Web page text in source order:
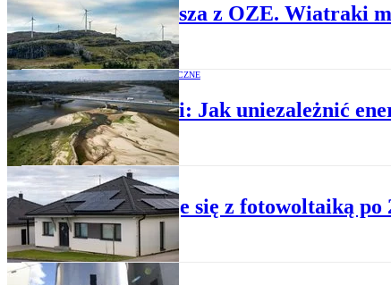
Norwegia przyspiesza z OZE. Wiatraki
OPINIE EKONOMICZNE
Eksperci: Jak uniezależnić
EKONOMIA
Co dzieje się z fotowoltaiką po